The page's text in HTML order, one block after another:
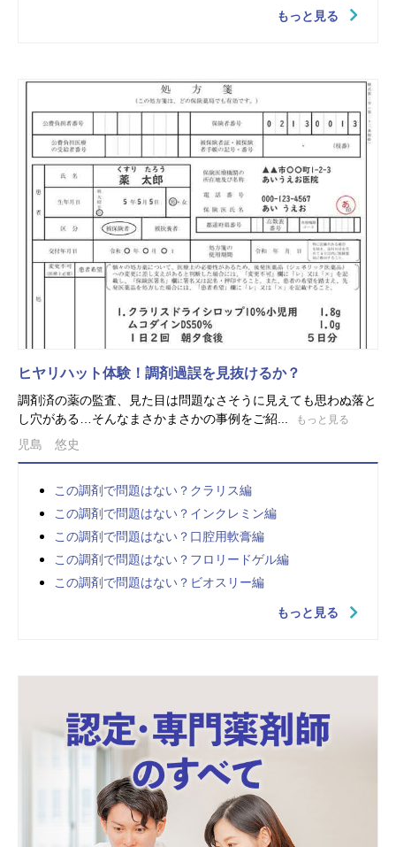
もっと見る
ヒヤリハット体験！調剤過誤を見抜けるか？
調剤済の薬の監査、見た目は問題なさそうに見えても思わぬ落と
し穴がある…そんなまさかまさかの事例をご紹...
もっと見る
児島 悠史
この調剤で問題はない？クラリス編
この調剤で問題はない？インクレミン編
この調剤で問題はない？口腔用軟膏編
この調剤で問題はない？フロリードゲル編
この調剤で問題はない？ビオスリー編
もっと見る